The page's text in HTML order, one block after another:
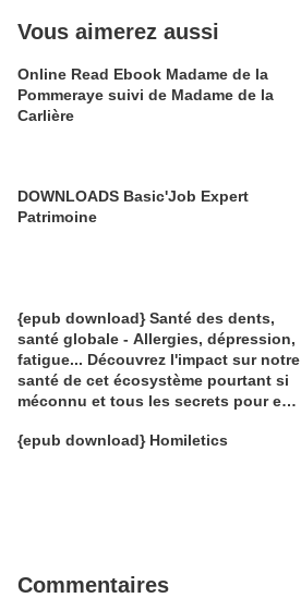
Vous aimerez aussi
Online Read Ebook Madame de la
Pommeraye suivi de Madame de la
Carlière
DOWNLOADS Basic'Job Expert
Patrimoine
{epub download} Santé des dents,
santé globale - Allergies, dépression,
fatigue... Découvrez l'impact sur notre
santé de cet écosystème pourtant si
méconnu et tous les secrets pour en
{epub download} Homiletics
Commentaires